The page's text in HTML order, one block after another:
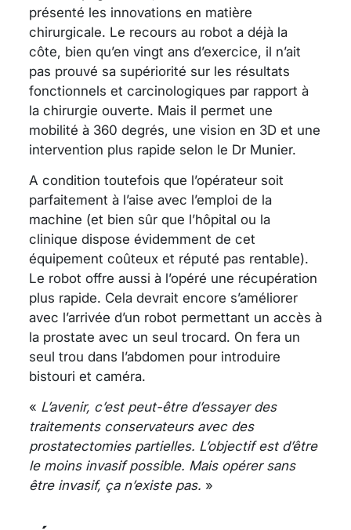
présenté les innovations en matière
chirurgicale. Le recours au robot a déjà la
côte, bien qu’en vingt ans d’exercice, il n’ait
pas prouvé sa supériorité sur les résultats
fonctionnels et carcinologiques par rapport à
la chirurgie ouverte. Mais il permet une
mobilité à 360 degrés, une vision en 3D et une
intervention plus rapide selon le Dr Munier.
A condition toutefois que l’opérateur soit
parfaitement à l’aise avec l’emploi de la
machine (et bien sûr que l’hôpital ou la
clinique dispose évidemment de cet
équipement coûteux et réputé pas rentable).
Le robot offre aussi à l’opéré une récupération
plus rapide. Cela devrait encore s’améliorer
avec l’arrivée d’un robot permettant un accès à
la prostate avec un seul trocard. On fera un
seul trou dans l’abdomen pour introduire
bistouri et caméra.
« L’avenir, c’est peut-être d’essayer des
traitements conservateurs avec des
prostatectomies partielles. L’objectif est d’être
le moins invasif possible. Mais opérer sans
être invasif, ça n’existe pas. »